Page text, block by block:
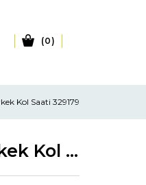
0
Kol Saati 329179
INVICTA Pro Diver Men Erkek Kol Saati 329179